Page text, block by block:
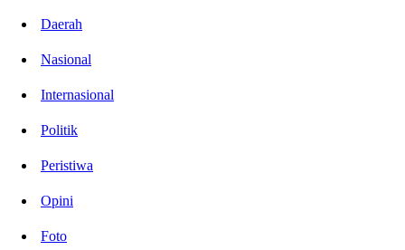
Daerah
Nasional
Internasional
Politik
Peristiwa
Opini
Foto